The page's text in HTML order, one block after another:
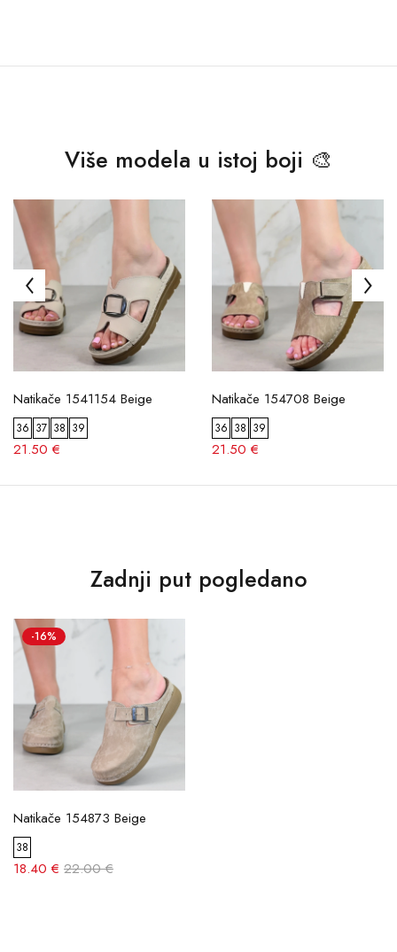
Više modela u istoj boji 🎨
Natikače 1541154 Beige
36 37 38 39
21.50 €
Natikače 154708 Beige
36 38 39
21.50 €
Zadnji put pogledano
-16%
Natikače 154873 Beige
38
18.40 € 22.00 €